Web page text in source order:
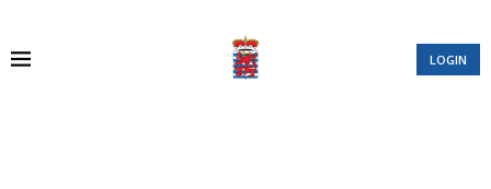
LOGIN